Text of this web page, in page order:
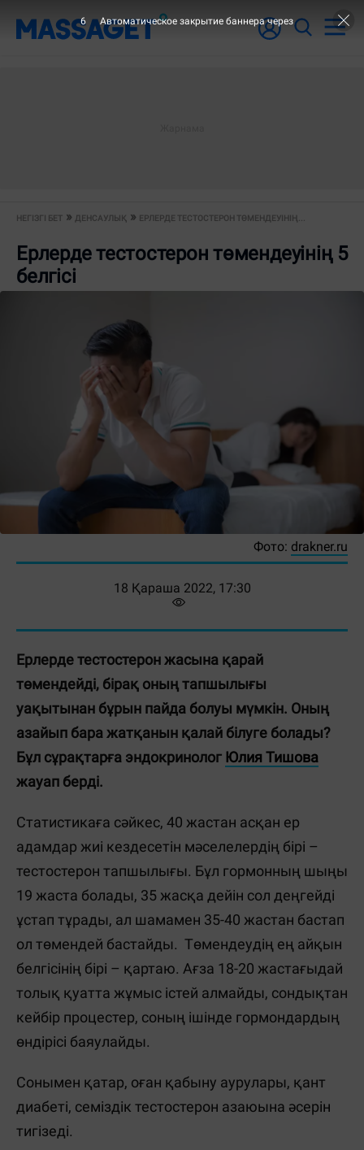
НЕГІЗГІ БЕТ ДЕНСАУЛЫҚ ЕРЛЕРДЕ ТЕСТОСТЕРОН ТӨМЕНДЕУІНІҢ...
Ерлерде тестостерон төмендеуінің 5
белгісі
Фото: drakner.ru
18 Қараша 2022, 17:30
Ерлерде тестостерон жасына қарай
төмендейді, бірақ оның тапшылығы
уақытынан бұрын пайда болуы мүмкін. Оның
азайып бара жатқанын қалай білуге болады?
Бұл сұрақтарға эндокринолог Юлия Тишова
жауап берді.
Статистикаға сәйкес, 40 жастан асқан ер
адамдар жиі кездесетін мәселелердің бірі –
тестостерон тапшылығы. Бұл гормонның шыңы
19 жаста болады, 35 жасқа дейін сол деңгейді
ұстап тұрады, ал шамамен 35-40 жастан бастап
ол төмендей бастайды. Төмендеудің ең айқын
белгісінің бірі – қартаю. Ағза 18-20 жастағыдай
толық қуатта жұмыс істей алмайды, сондықтан
кейбір процестер, соның ішінде гормондардың
өндірісі баяулайды.
Сонымен қатар, оған қабыну аурулары, қант
диабеті, семіздік тестостерон азаюына әсерін
тигізеді.
5 Автоматическое закрытие баннера через